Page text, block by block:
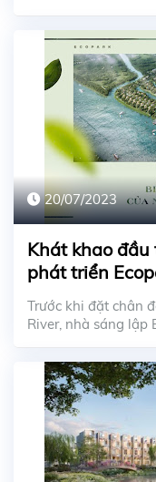
20/07/2023
Khát khao
phát triển
phố
Trước khi đặt chân
River, nhà sáng lập